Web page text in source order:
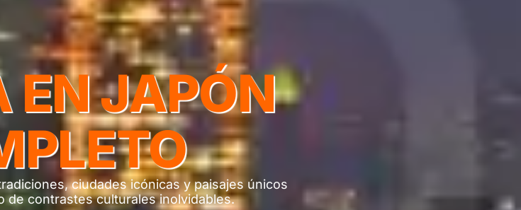
EN JAPÓN
ciudades icónicas y paisajes únicos
de contrastes culturales inolvidables.